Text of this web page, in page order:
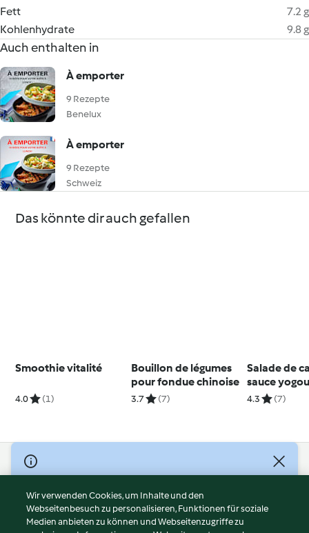
Fett
7.2 g
Kohlenhydrate
9.8 g
Auch enthalten in
À emporter
9 Rezepte
Benelux
À emporter
9 Rezepte
Schweiz
Das könnte dir auch gefallen
Smoothie vitalité
4.0 (1)
Bouillon de légumes
pour fondue chinoise
3.7 (7)
Salade de
sauce
4.3 (7)
© Copyright 2026
Nutzungsbedingungen
Datenschutzrichtlinien
Disclaimer
Wir verwenden Cookies, um Inhalte und den
Webseitenbesuch zu personalisieren, Funktionen für soziale
Medien anbieten zu können und Webseitenzugriffe zu